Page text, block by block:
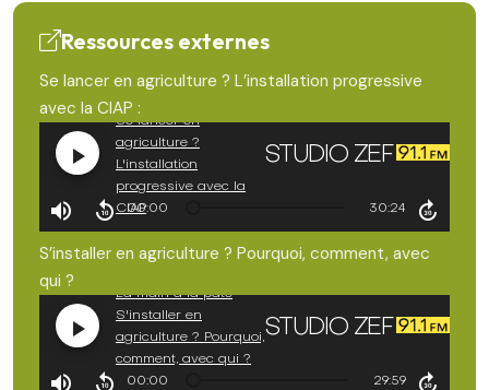
Ressources externes
Se lancer en agriculture ? L’installation progressive
avec la CIAP :
S’installer en agriculture ? Pourquoi, comment, avec
qui ?